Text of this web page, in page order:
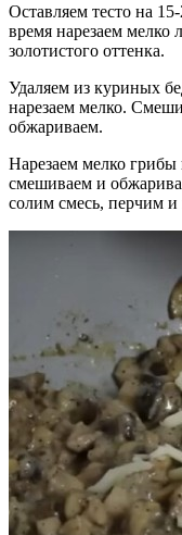
Оставляем тесто на
время нарезаем мелко
золотистого оттенка.
Удаляем из куриных
нарезаем мелко.
обжариваем.
Нарезаем мелко грибы
смешиваем и
солим смесь, перчим